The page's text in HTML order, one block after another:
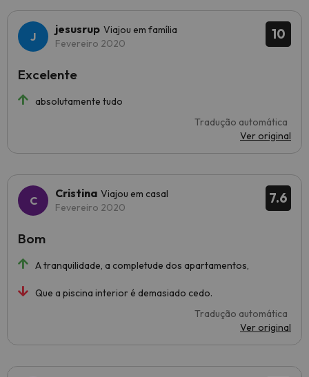
10
jesusrup Viajou em família
Fevereiro 2020
absolutamente tudo
Tradução automática
Ver original
Excelente
7.6
Cristina Viajou em casal
Fevereiro 2020
A tranquilidade, a completude dos apartamentos,
Que a piscina interior é demasiado cedo.
Tradução automática
Ver original
Bom